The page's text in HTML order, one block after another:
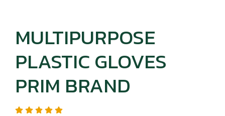
MULTIPURPOSE
PLASTIC GLOVES
PRIM BRAND